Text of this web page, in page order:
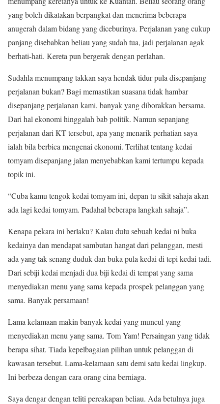
yang boleh dikatakan berpangkat dan menerima beberapa
anugerah dalam bidang yang diceburinya. Perjalanan yang cukup
panjang disebabkan beliau yang sudah tua, jadi perjalanan agak
berhati-hati. Kereta pun bergerak dengan perlahan.
Sudahla menumpang takkan saya hendak tidur pula disepanjang
perjalanan bukan? Bagi memastikan suasana tidak hambar
disepanjang perjalanan kami, banyak yang diborakkan bersama.
Dari hal ekonomi hinggalah bab politik. Namun sepanjang
perjalanan dari KT tersebut, apa yang menarik perhatian saya
ialah bila berbica mengenai ekonomi. Terlihat tentang kedai
tomyam disepanjang jalan menyebabkan kami tertumpu kepada
topik ini.
“Cuba kamu tengok kedai tomyam ini, depan tu sikit sahaja akan
ada lagi kedai tomyam. Padahal beberapa langkah sahaja”.
Kenapa pekara ini berlaku? Kalau dulu sebuah kedai ni buka
kedainya dan mendapat sambutan hangat dari pelanggan, mesti
ada yang tak senang duduk dan buka pula kedai di tepi kedai tadi.
Dari sebiji kedai menjadi dua biji kedai di tempat yang sama
menyediakan menu yang sama kepada prospek pelanggan yang
sama. Banyak persamaan!
Lama kelamaan makin banyak kedai yang muncul yang
menyediakan menu yang sama. Tom Yam! Persaingan yang tidak
berapa sihat. Tiada kepelbagaian pilihan untuk pelanggan di
kawasan tersebut. Lama-kelamaan satu demi satu kedai lingkup.
Ini berbeza dengan cara orang cina berniaga.
Saya dengar dengan teliti percakapan beliau. Ada betulnya juga